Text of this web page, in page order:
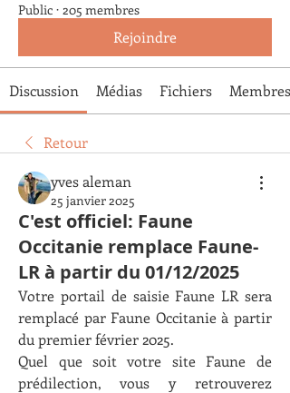
Public · 205 membres
Rejoindre
Discussion Médias Fichiers Membres
Retour
yves aleman
25 janvier 2025
C'est officiel: Faune
Occitanie remplace Faune-
LR à partir du 01/12/2025
Votre portail de saisie Faune LR sera
remplacé par Faune Occitanie à partir
du premier février 2025.
Quel que soit votre site Faune de
prédilection, vous y retrouverez